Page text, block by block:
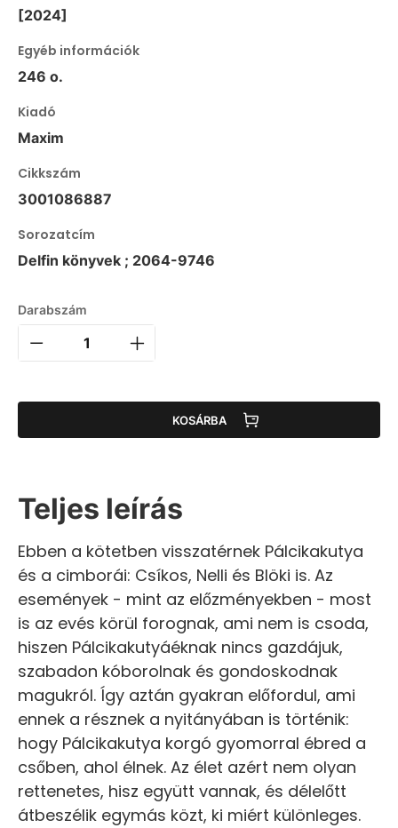
[2024]
Egyéb információk
246 o.
Kiadó
Maxim
Cikkszám
3001086887
Sorozatcím
Delfin könyvek ; 2064-9746
Darabszám
KOSÁRBA
Teljes leírás
Ebben a kötetben visszatérnek Pálcikakutya
és a cimborái: Csíkos, Nelli és Blöki is. Az
események - mint az előzményekben - most
is az evés körül forognak, ami nem is csoda,
hiszen Pálcikakutyáéknak nincs gazdájuk,
szabadon kóborolnak és gondoskodnak
magukról. Így aztán gyakran előfordul, ami
ennek a résznek a nyitányában is történik:
hogy Pálcikakutya korgó gyomorral ébred a
csőben, ahol élnek. Az élet azért nem olyan
rettenetes, hisz együtt vannak, és délelőtt
átbeszélik egymás közt, ki miért különleges.